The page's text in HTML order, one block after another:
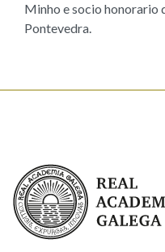
Minho e socio honorario
Pontevedra.
Real Academia Galega